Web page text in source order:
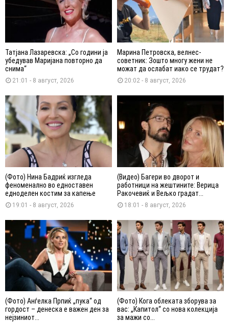
Татјана Лазаревска: „Со години ја
убедував Маријана повторно да
снима“
21:01 - 8 август, 2026
Марина Петровска, велнес-
советник: Зошто многу жени не
можат да ослабат иако се трудат?
20:02 - 8 август, 2026
(Фото) Нина Бадриќ изгледа
феноменално во едноставен
едноделен костим за капење
19:01 - 8 август, 2026
(Видео) Багери во дворот и
работници на жештините: Верица
Ракочевиќ и Вељко градат...
18:01 - 8 август, 2026
(Фото) Анѓелка Прпиќ „пука“ од
гордост – денеска е важен ден за
нејзиниот...
(Фото) Кога облеката зборува за
вас: „Капитол“ со нова колекција
за мажи со...